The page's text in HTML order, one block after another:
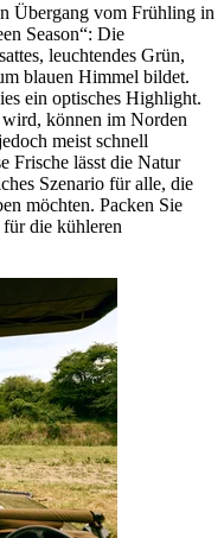
Übergang vom Frühling in
Season“: Die
leuchtendes Grün,
blauen Himmel bildet.
ein optisches Highlight.
können im Norden
meist schnell
Frische lässt die Natur
Szenario für alle, die
möchten. Packen Sie
die kühleren